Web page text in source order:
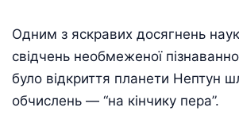
Одним з яскравих досягнень
свідчень необмеженої
було відкриття планети Нептун
обчислень — “на кінчику пера”.